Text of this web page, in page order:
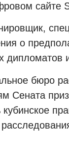
сайте
о
дипломатов
бюро
Сената